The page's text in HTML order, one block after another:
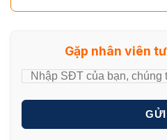
Gặp nhân viên
GỬI